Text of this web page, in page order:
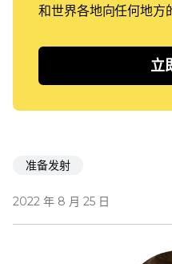
和世界各地向任何地方
立
准备发射
2022 年 8 月 25 日